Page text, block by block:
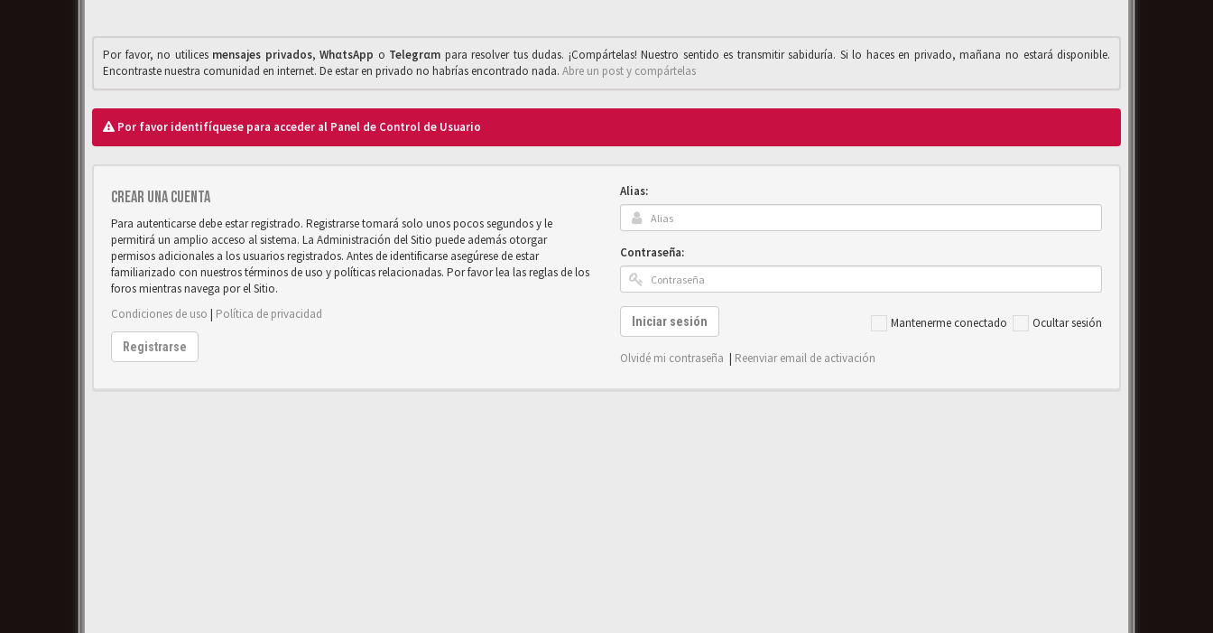
Por favor, no utilices mensajes privados,WhαtsApp o Telegrαm para resolver tus dudas. ¡Compártelas! Nuestro sentido es transmitir sabiduría. Si lo haces en privado, mañana no estará disponible.
Encontraste nuestra comunidad en internet. De estar en privado no habrías encontrado nada. Abre un post y compártelas
Por favor identifíquese para acceder al Panel de Control de Usuario
Crear una cuenta
Para autenticarse debe estar registrado. Registrarse tomará solo unos pocos segundos y le
permitirá un amplio acceso al sistema. La Administración del Sitio puede además otorgar
permisos adicionales a los usuarios registrados. Antes de identificarse asegúrese de estar
familiarizado con nuestros términos de uso y políticas relacionadas. Por favor lea las reglas de los
foros mientras navega por el Sitio.
Condiciones de uso | Política de privacidad
Registrarse
Alias:
Contraseña:
Mantenerme conectado Ocultar sesión
Iniciar sesión
Olvidé mi contraseña | Reenviar email de activación